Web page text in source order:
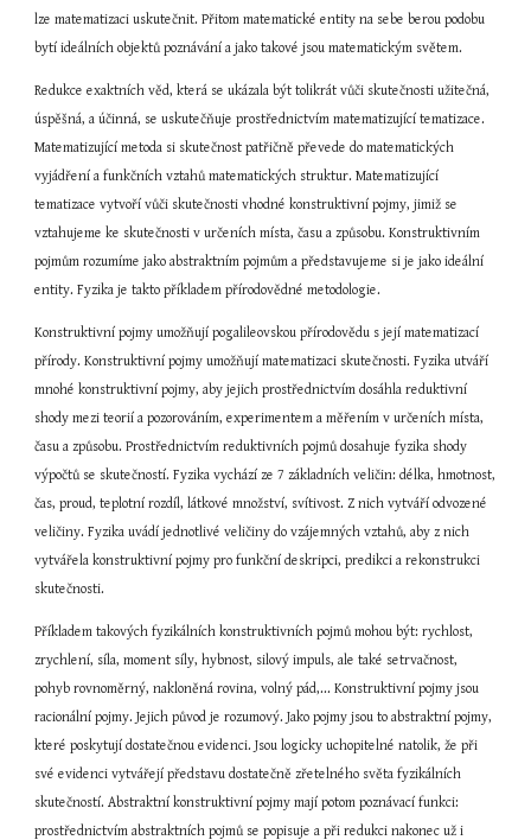
lze matematizaci uskutečnit. Přitom matematické entity na sebe berou podobu
bytí ideálních objektů poznávání a jako takové jsou matematickým světem.
Redukce exaktních věd, která se ukázala být tolikrát vůči skutečnosti užitečná,
úspěšná, a účinná, se uskutečňuje prostřednictvím matematizující tematizace.
Matematizující metoda si skutečnost patřičně převede do matematických
vyjádření a funkčních vztahů matematických struktur. Matematizující
tematizace vytvoří vůči skutečnosti vhodné konstruktivní pojmy, jimiž se
vztahujeme ke skutečnosti v určeních místa, času a způsobu. Konstruktivním
pojmům rozumíme jako abstraktním pojmům a představujeme si je jako ideální
entity. Fyzika je takto příkladem přírodovědné metodologie.
Konstruktivní pojmy umožňují pogalileovskou přírodovědu s její matematizací
přírody. Konstruktivní pojmy umožňují matematizaci skutečnosti. Fyzika utváří
mnohé konstruktivní pojmy, aby jejich prostřednictvím dosáhla reduktivní
shody mezi teorií a pozorováním, experimentem a měřením v určeních místa,
času a způsobu. Prostřednictvím reduktivních pojmů dosahuje fyzika shody
výpočtů se skutečností. Fyzika vychází ze 7 základních veličin: délka, hmotnost,
čas, proud, teplotní rozdíl, látkové množství, svítivost. Z nich vytváří odvozené
veličiny. Fyzika uvádí jednotlivé veličiny do vzájemných vztahů, aby z nich
vytvářela konstruktivní pojmy pro funkční deskripci, predikci a rekonstrukci
skutečnosti.
Příkladem takových fyzikálních konstruktivních pojmů mohou být: rychlost,
zrychlení, síla, moment síly, hybnost, silový impuls, ale také setrvačnost,
pohyb rovnoměrný, nakloněná rovina, volný pád,... Konstruktivní pojmy jsou
racionální pojmy. Jejich původ je rozumový. Jako pojmy jsou to abstraktní pojmy,
které poskytují dostatečnou evidenci. Jsou logicky uchopitelné natolik, že při
své evidenci vytvářejí představu dostatečně zřetelného světa fyzikálních
skutečností. Abstraktní konstruktivní pojmy mají potom poznávací funkci:
prostřednictvím abstraktních pojmů se popisuje a při redukci nakonec už i